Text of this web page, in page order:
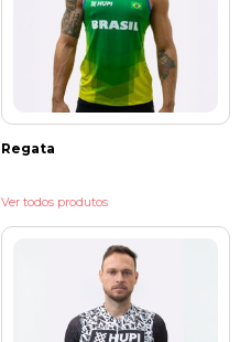
Regata
Ver todos produtos